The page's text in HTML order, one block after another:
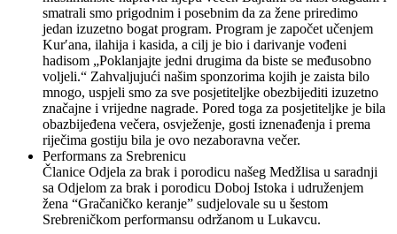
smatrali smo prigodnim i posebnim da za žene priredimo
jedan izuzetno bogat program. Program je započet učenjem
Kur′ana, ilahija i kasida, a cilj je bio i darivanje vođeni
hadisom „Poklanjajte jedni drugima da biste se međusobno
voljeli.“ Zahvaljujući našim sponzorima kojih je zaista bilo
mnogo, uspjeli smo za sve posjetiteljke obezbijediti izuzetno
značajne i vrijedne nagrade. Pored toga za posjetiteljke je bila
obazbijeđena večera, osvježenje, gosti iznenađenja i prema
riječima gostiju bila je ovo nezaboravna večer.
Performans za Srebrenicu
Članice Odjela za brak i porodicu našeg Medžlisa u saradnji
sa Odjelom za brak i porodicu Doboj Istoka i udruženjem
žena “Gračaničko keranje” sudjelovale su u šestom
Srebreničkom performansu održanom u Lukavcu.